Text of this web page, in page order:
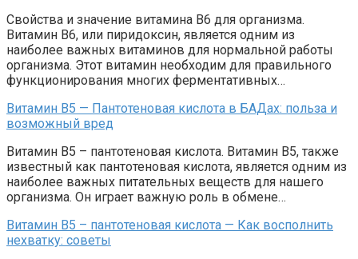
Свойства и значение витамина В6 для организма.
Витамин В6, или пиридоксин, является одним из
наиболее важных витаминов для нормальной работы
организма. Этот витамин необходим для правильного
функционирования многих ферментативных…
Витамин В5 — Пантотеновая кислота в БАДах: польза и
возможный вред
Витамин В5 – пантотеновая кислота. Витамин В5, также
известный как пантотеновая кислота, является одним из
наиболее важных питательных веществ для нашего
организма. Он играет важную роль в обмене…
Витамин В5 – пантотеновая кислота — Как восполнить
нехватку: советы